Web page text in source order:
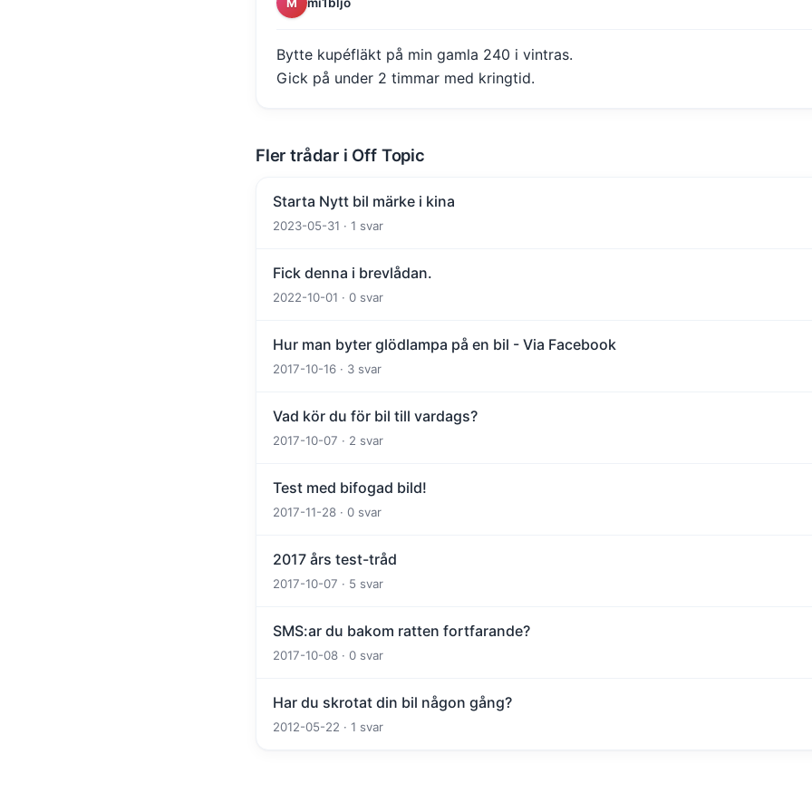
M
Bytte kupéfläkt på min gamla 240 i vintras.
Gick på under 2 timmar med kringtid.
Fler trådar i Off Topic
Starta Nytt bil märke i kina
2023-05-31 · 1 svar
Fick denna i brevlådan.
2022-10-01 · 0 svar
Hur man byter glödlampa på en bil - Via Facebook
2017-10-16 · 3 svar
Vad kör du för bil till vardags?
2017-10-07 · 2 svar
Test med bifogad bild!
2017-11-28 · 0 svar
2017 års test-tråd
2017-10-07 · 5 svar
SMS:ar du bakom ratten fortfarande?
2017-10-08 · 0 svar
Har du skrotat din bil någon gång?
2012-05-22 · 1 svar